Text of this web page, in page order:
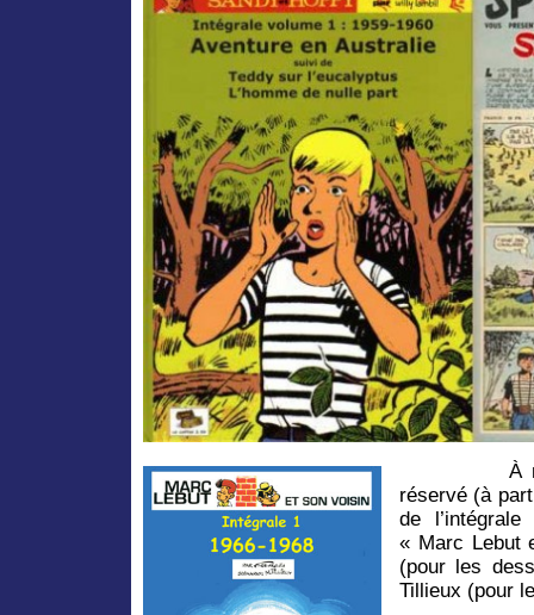
À
réservé (à
de
« Marc Lebut
(pour les
Tillieux (pour